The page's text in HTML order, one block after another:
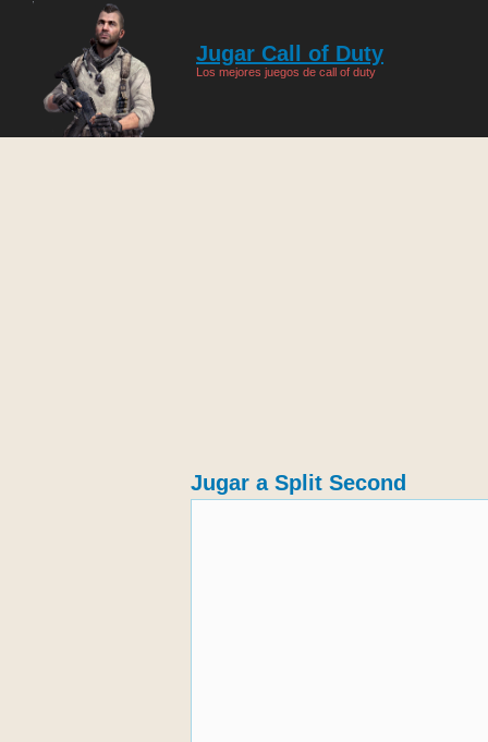
Jugar Call of Duty
Los mejores juegos de call of duty
Jugar a Split Second